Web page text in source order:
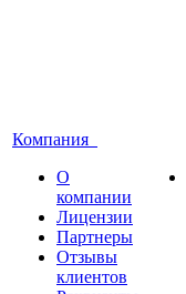
Компания
О
компании
Лицензии
Партнеры
Отзывы
клиентов